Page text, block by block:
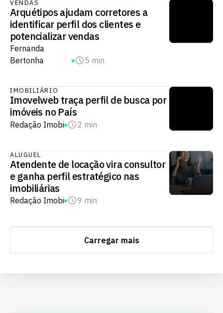
VENDAS
Arquétipos ajudam corretores a
identificar perfil dos clientes e
potencializar vendas
Fernanda
Bertonha
5 min
IMOBILIÁRIO
Imovelweb traça perfil de busca por
imóveis no País
Redação Imobi 2 min
ALUGUEL
Atendente de locação vira consultor
e ganha perfil estratégico nas
imobiliárias
Redação Imobi 9 min
Carregar mais